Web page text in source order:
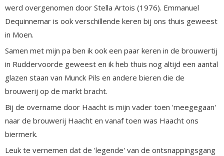
werd overgenomen door Stella Artois (1976). Emmanuel
Dequinnemar is ook verschillende keren bij ons thuis geweest
in Moen.
Samen met mijn pa ben ik ook een paar keren in de brouwertij
in Ruddervoorde geweest en ik heb thuis nog altijd een aantal
glazen staan van Munck Pils en andere bieren die de
brouwerij op de markt bracht.
Bij de overname door Haacht is mijn vader toen 'meegegaan'
naar de brouwerij Haacht en vanaf toen was Haacht ons
biermerk.
Leuk te vernemen dat de 'legende' van de ontsnappingsgang